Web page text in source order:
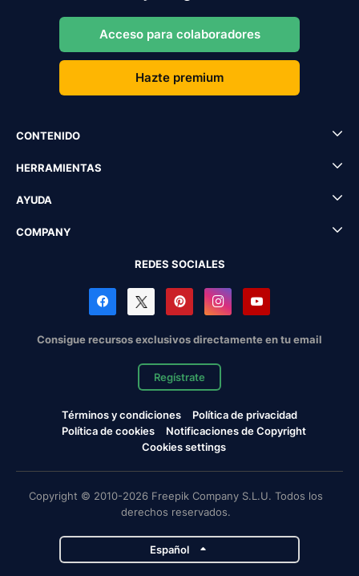
Acceso para colaboradores
Hazte premium
CONTENIDO
HERRAMIENTAS
AYUDA
COMPANY
REDES SOCIALES
Consigue recursos exclusivos directamente en tu email
Regístrate
Términos y condiciones
Política de privacidad
Política de cookies
Notificaciones de Copyright
Cookies settings
Copyright © 2010-2026 Freepik Company S.L.U. Todos los
derechos reservados.
Español